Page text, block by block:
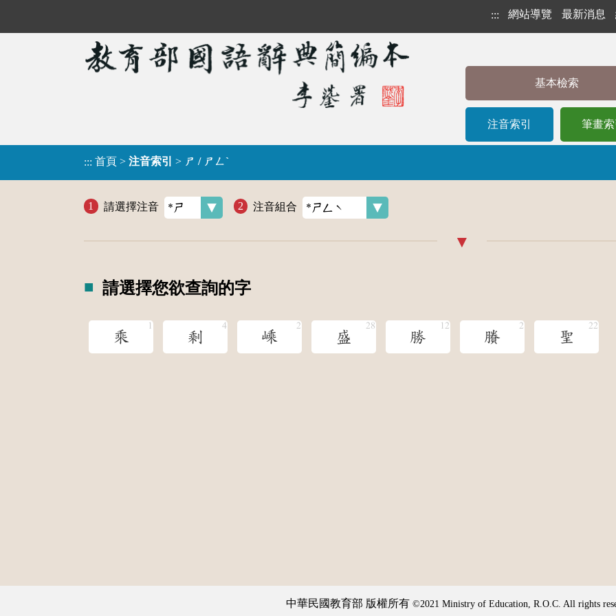
::: 網站導覽 最新消息
基本檢索
注音索引 筆畫索
::: 首頁 > 注音索引 > ㄕ / ㄕㄥˋ
請選擇注音 注音組合
請選擇您欲查詢的字
乘 剩 嵊 盛 勝 賸 聖
中華民國教育部 版權所有 ©2021 Ministry of Education, R.O.C. All rights